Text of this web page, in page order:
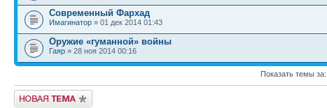
Современный Фархад
Имагинатор » 01 дек 2014 01:43
Оружие «гуманной» войны
Гаяр » 28 ноя 2014 00:16
Показать темы за:
Новая тема